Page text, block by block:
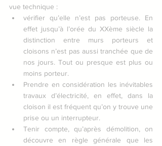
vue technique :
vérifier qu’elle n’est pas porteuse. En
effet jusqu’à l’orée du XXème siècle la
distinction entre murs porteurs et
cloisons n’est pas aussi tranchée que de
nos jours. Tout ou presque est plus ou
moins porteur.
Prendre en considération les inévitables
travaux d’électricité, en effet, dans la
cloison il est fréquent qu’on y trouve une
prise ou un interrupteur.
Tenir compte, qu’après démolition, on
découvre en règle générale que les